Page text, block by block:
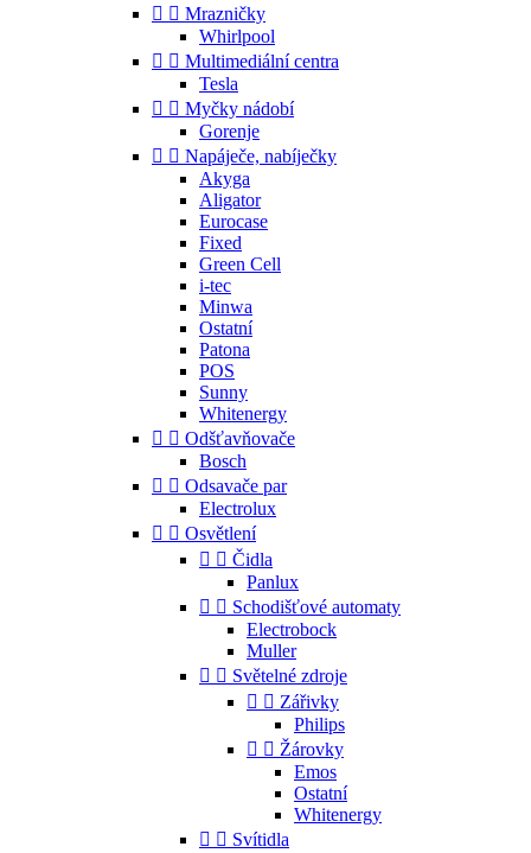
  Mrazničky
Whirlpool
  Multimediální centra
Tesla
  Myčky nádobí
Gorenje
  Napáječe, nabíječky
Akyga
Aligator
Eurocase
Fixed
Green Cell
i-tec
Minwa
Ostatní
Patona
POS
Sunny
Whitenergy
  Odšťavňovače
Bosch
  Odsavače par
Electrolux
  Osvětlení
  Čidla
Panlux
  Schodišťové automaty
Electrobock
Muller
  Světelné zdroje
  Zářivky
Philips
  Žárovky
Emos
Ostatní
Whitenergy
  Svítidla